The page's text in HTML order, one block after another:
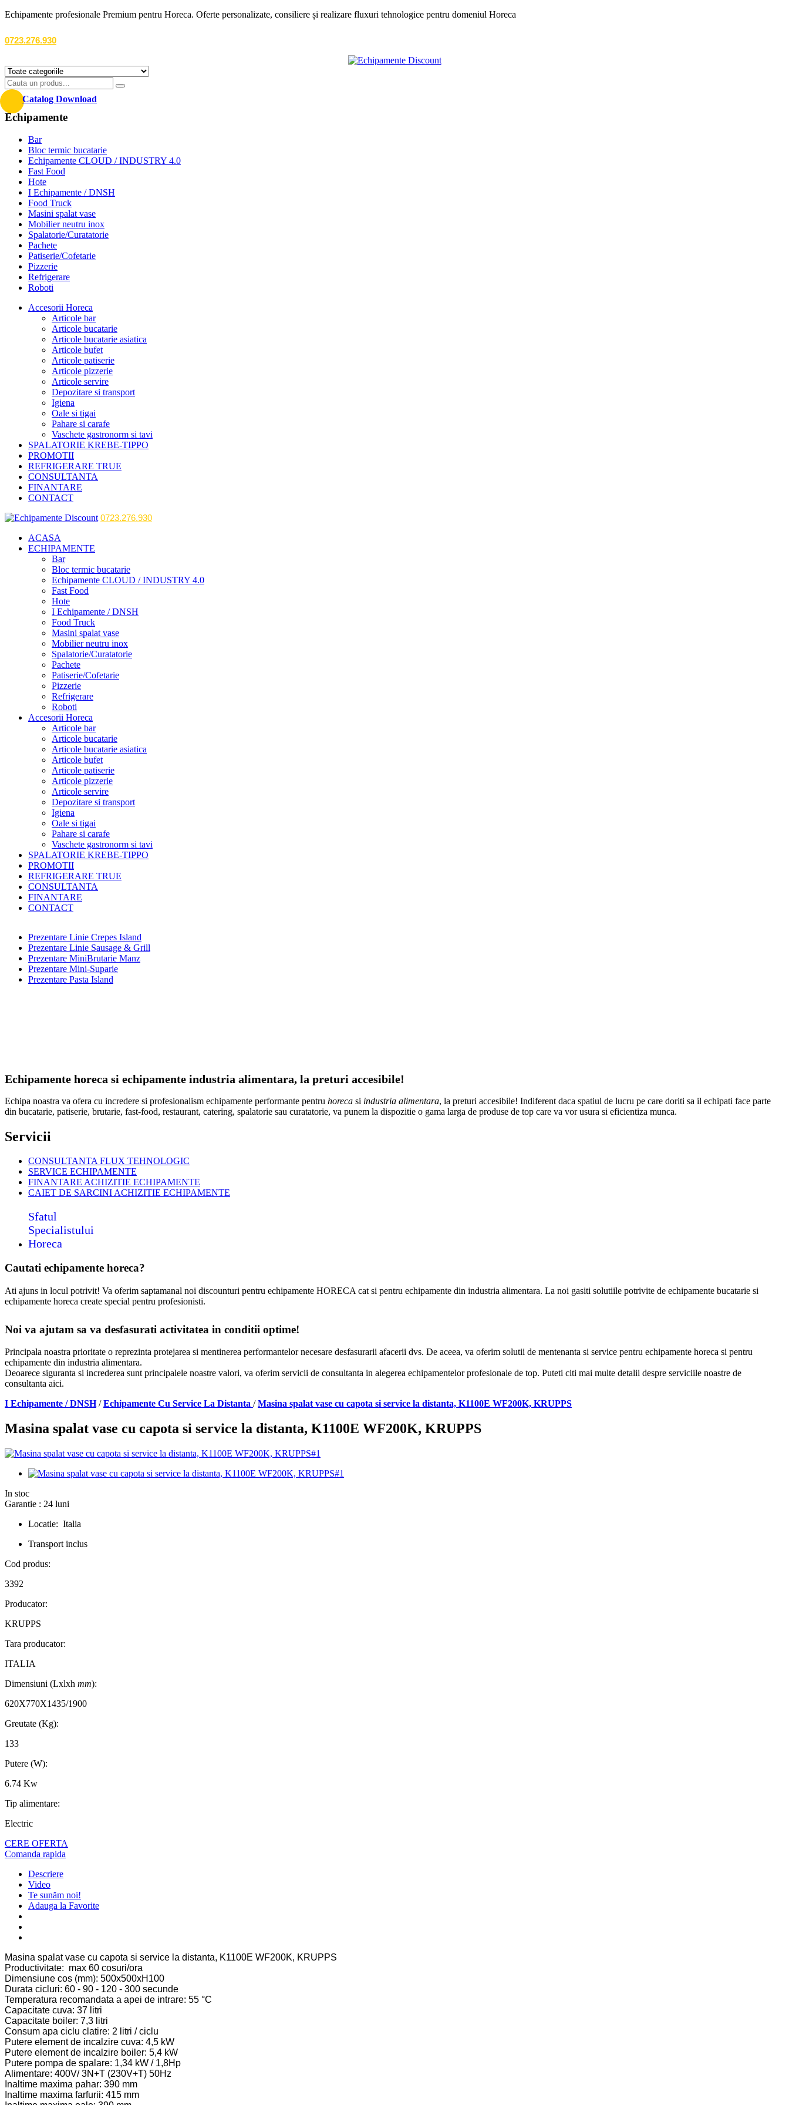
Echipamente profesionale Premium pentru Horeca. Oferte personalizate, consiliere și realizare fluxuri tehnologice pentru domeniul Horeca
0723.276.930
Catalog Download
Echipamente
Bar
Bloc termic bucatarie
Echipamente CLOUD / INDUSTRY 4.0
Fast Food
Hote
I Echipamente / DNSH
Food Truck
Masini spalat vase
Mobilier neutru inox
Spalatorie/Curatatorie
Pachete
Patiserie/Cofetarie
Pizzerie
Refrigerare
Roboti
Accesorii Horeca
Articole bar
Articole bucatarie
Articole bucatarie asiatica
Articole bufet
Articole patiserie
Articole pizzerie
Articole servire
Depozitare si transport
Igiena
Oale si tigai
Pahare si carafe
Vaschete gastronorm si tavi
SPALATORIE KREBE-TIPPO
PROMOTII
REFRIGERARE TRUE
CONSULTANTA
FINANTARE
CONTACT
0723.276.930
ACASA
ECHIPAMENTE
Bar
Bloc termic bucatarie
Echipamente CLOUD / INDUSTRY 4.0
Fast Food
Hote
I Echipamente / DNSH
Food Truck
Masini spalat vase
Mobilier neutru inox
Spalatorie/Curatatorie
Pachete
Patiserie/Cofetarie
Pizzerie
Refrigerare
Roboti
Accesorii Horeca
Articole bar
Articole bucatarie
Articole bucatarie asiatica
Articole bufet
Articole patiserie
Articole pizzerie
Articole servire
Depozitare si transport
Igiena
Oale si tigai
Pahare si carafe
Vaschete gastronorm si tavi
SPALATORIE KREBE-TIPPO
PROMOTII
REFRIGERARE TRUE
CONSULTANTA
FINANTARE
CONTACT
Prezentare Linie Crepes Island
Prezentare Linie Sausage & Grill
Prezentare MiniBrutarie Manz
Prezentare Mini-Suparie
Prezentare Pasta Island
Echipamente horeca si echipamente industria alimentara, la preturi accesibile!
Echipa noastra va ofera cu incredere si profesionalism echipamente performante pentru horeca si industria alimentara, la preturi accesibile! Indiferent daca spatiul de lucru pe care doriti sa il echipati face parte
din bucatarie, patiserie, brutarie, fast-food, restaurant, catering, spalatorie sau curatatorie, va punem la dispozitie o gama larga de produse de top care va vor usura si eficientiza munca.
Servicii
CONSULTANTA FLUX TEHNOLOGIC
SERVICE ECHIPAMENTE
FINANTARE ACHIZITIE ECHIPAMENTE
CAIET DE SARCINI ACHIZITIE ECHIPAMENTE
Sfatul
Specialistului
Horeca
Cautati echipamente horeca?
Ati ajuns in locul potrivit! Va oferim saptamanal noi discounturi pentru echipamente HORECA cat si pentru echipamente din industria alimentara. La noi gasiti solutiile potrivite de echipamente bucatarie si
echipamente horeca create special pentru profesionisti.
Noi va ajutam sa va desfasurati activitatea in conditii optime!
Principala noastra prioritate o reprezinta protejarea si mentinerea performantelor necesare desfasurarii afacerii dvs. De aceea, va oferim solutii de mentenanta si service pentru echipamente horeca si pentru
echipamente din industria alimentara.
Deoarece siguranta si increderea sunt principalele noastre valori, va oferim servicii de consultanta in alegerea echipamentelor profesionale de top. Puteti citi mai multe detalii despre serviciile noastre de
consultanta aici.
I Echipamente / DNSH/Echipamente Cu Service La Distanta /Masina spalat vase cu capota si service la distanta, K1100E WF200K, KRUPPS
Masina spalat vase cu capota si service la distanta, K1100E WF200K, KRUPPS
In stoc
Garantie : 24 luni
Locatie: Italia
Transport inclus
Cod produs:
3392
Producator:
KRUPPS
Tara producator:
ITALIA
Dimensiuni (Lxlxh mm):
620X770X1435/1900
Greutate (Kg):
133
Putere (W):
6.74 Kw
Tip alimentare:
Electric
CERE OFERTA
Comanda rapida
Descriere
Video
Te sunăm noi!
Adauga la Favorite
Masina spalat vase cu capota si service la distanta, K1100E WF200K, KRUPPS
Productivitate: max 60 cosuri/ora
Dimensiune cos (mm): 500x500xH100
Durata cicluri: 60 - 90 - 120 - 300 secunde
Temperatura recomandata a apei de intrare: 55 °C
Capacitate cuva: 37 litri
Capacitate boiler: 7,3 litri
Consum apa ciclu clatire: 2 litri / ciclu
Putere element de incalzire cuva: 4,5 kW
Putere element de incalzire boiler: 5,4 kW
Putere pompa de spalare: 1,34 kW / 1,8Hp
Alimentare: 400V/ 3N+T (230V+T) 50Hz
Inaltime maxima pahar: 390 mm
Inaltime maxima farfurii: 415 mm